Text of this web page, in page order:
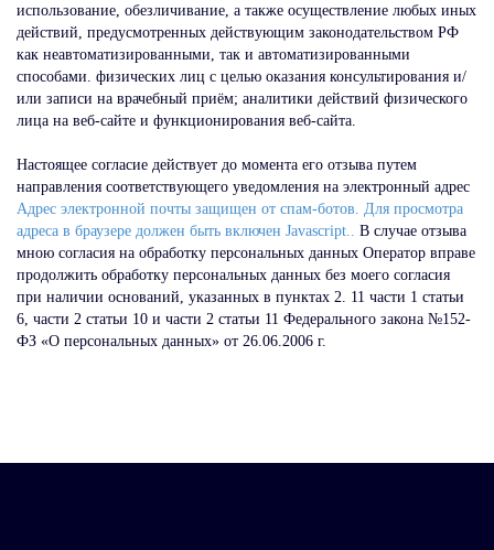
использование, обезличивание, а также осуществление любых иных
действий, предусмотренных действующим законодательством РФ
как неавтоматизированными, так и автоматизированными
способами. физических лиц с целью оказания консультирования и/
или записи на врачебный приём; аналитики действий физического
лица на веб-сайте и функционирования веб-сайта.
Настоящее согласие действует до момента его отзыва путем
направления соответствующего уведомления на электронный адрес
Адрес электронной почты защищен от спам-ботов. Для просмотра
адреса в браузере должен быть включен Javascript.
В случае отзыва
мною согласия на обработку персональных данных Оператор вправе
продолжить обработку персональных данных без моего согласия
при наличии оснований, указанных в пунктах 2. 11 части 1 статьи
6, части 2 статьи 10 и части 2 статьи 11 Федерального закона №152-
ФЗ «О персональных данных» от 26.06.2006 г.